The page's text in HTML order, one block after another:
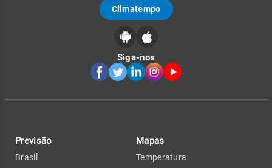
Climatempo
Siga-nos
Previsão
Brasil
Mapas
Temperatura